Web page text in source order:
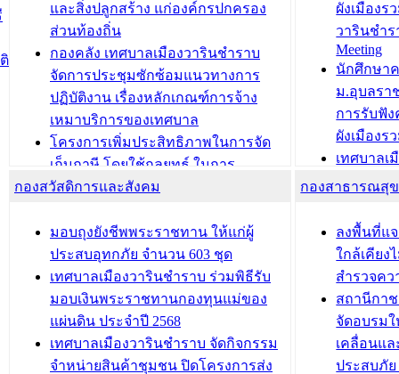
วารินชำราบ ดำเนินการมอบทะเบียน
บ้าน ทร.14 และบัตรประจำตัว
ประชาชนบุคคลประเภท 8 แก่บุคคลที่
ได้รับการเพิ่มชื่อในทะเบียนบ้าน
(ท.ร.14) กรณีคนไม่มีสัญชาติไทยได้รับ
อนุญาตให้มีถิ่นที่อยู่
ประชุมคณะกรรมการประเมินผลการ
ควบคุมภายในของ สำนัก/กอง/
โรงเรียน/ศูนย์พัฒนาเด็กเล็ก/สถานธนา
บทความ อื่นๆ ...
ขับเคลื่อน
“เมืองแห่
บทความ อื่นๆ ...
และสิ่งปลูกสร้าง แก่องค์กรปกครอง
ส่วนท้องถิ่น
กองคลัง เทศบาลเมืองวารินชำราบ
จัดการประชุมซักซ้อมแนวทางการ
ปฏิบัติงาน เรื่องหลักเกณฑ์การจ้าง
เหมาบริการของเทศบาล
โครงการเพิ่มประสิทธิภาพในการจัด
เก็บภาษี โดยใช้กลยุทธ์ ในการ
พัฒนาการจัดเก็บรายได้ ประจำปี พ.ศ.
เทศบาลเมืองวารินชำราบ ร่วมการ
ประชุมวิชาการระดับนานาชาติและ
นิทรรศการด้านนวัตกรรมท้องถิ่น 2568
และรับรางวัลทีมนักวิจัยดีเด่นจาก
นวัตกรรมโครงการทะเบียนภาษีป้าย
ประชุมผู้เช่าอาคารพาณิชย์ บริเวณ
ถนนเกษมสุขและถนนประทุมเทพภักดี
ผังเมืองร
วารินชำร
Meeting
นักศึกษา
ม.อุบลรา
การรับฟั
ผังเมืองร
เทศบาลเ
โครงการ
เทศบาล
รับฟังคว
ผังเมือง
วารินชำ
เทศบาล
ซักซ้อมแ
ประโยช
กองสวัสดิการและสังคม
มอบถุงยังชีพพระราชทาน ให้แก่ผู้
ประสบอุทกภัย จำนวน 603 ชุด
เทศบาลเมืองวารินชำราบ ร่วมพิธีรับ
มอบเงินพระราชทานกองทุนแม่ของ
แผ่นดิน ประจำปี 2568
เทศบาลเมืองวารินชำราบ จัดกิจกรรม
จำหน่ายสินค้าชุมชน ปิดโครงการส่ง
กองสาธารณสุ
ลงพื้นที่แ
ใกล้เคียง
สำรวจค
สถานีกา
จัดอบรม
เคลื่อนแ
ประสบภั